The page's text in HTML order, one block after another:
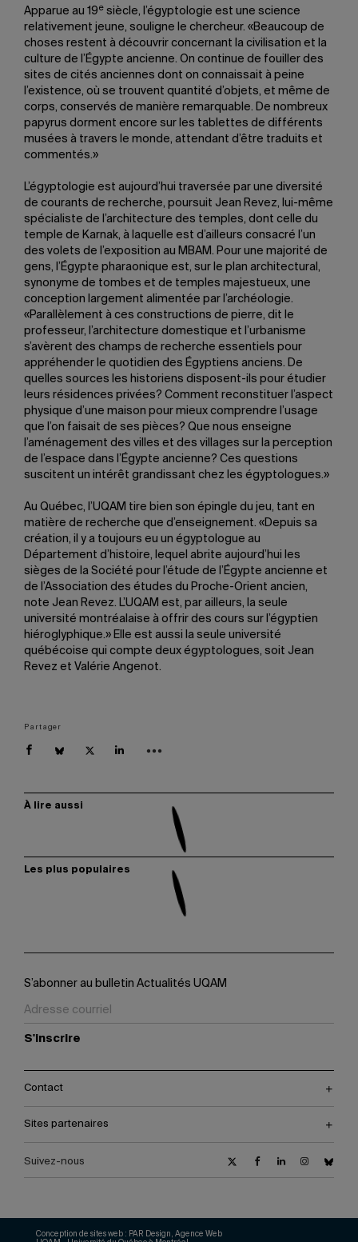
Apparue au 19 e siècle, l’égyptologie est une science
relativement jeune, souligne le chercheur. «Beaucoup de
choses restent à découvrir concernant la civilisation et la
culture de l’Égypte ancienne. On continue de fouiller des
sites de cités anciennes dont on connaissait à peine
l’existence, où se trouvent quantité d’objets, et même de
corps, conservés de manière remarquable. De nombreux
papyrus dorment encore sur les tablettes de différents
musées à travers le monde, attendant d’être traduits et
commentés.»
L’égyptologie est aujourd’hui traversée par une diversité
de courants de recherche, poursuit Jean Revez, lui-même
spécialiste de l’architecture des temples, dont celle du
temple de Karnak, à laquelle est d’ailleurs consacré l’un
des volets de l’exposition au MBAM. Pour une majorité de
gens, l’Égypte pharaonique est, sur le plan architectural,
synonyme de tombes et de temples majestueux, une
conception largement alimentée par l’archéologie.
«Parallèlement à ces constructions de pierre, dit le
professeur, l’architecture domestique et l’urbanisme
s’avèrent des champs de recherche essentiels pour
appréhender le quotidien des Égyptiens anciens. De
quelles sources les historiens disposent-ils pour étudier
leurs résidences privées? Comment reconstituer l’aspect
physique d’une maison pour mieux comprendre l’usage
que l’on faisait de ses pièces? Que nous enseigne
l’aménagement des villes et des villages sur la perception
de l’espace dans l’Égypte ancienne? Ces questions
suscitent un intérêt grandissant chez les égyptologues.»
Au Québec, l’UQAM tire bien son épingle du jeu, tant en
matière de recherche que d’enseignement. «Depuis sa
création, il y a toujours eu un égyptologue au
Département d’histoire, lequel abrite aujourd’hui les
sièges de la Société pour l’étude de l’Égypte ancienne et
de l’Association des études du Proche-Orient ancien,
note Jean Revez. L’UQAM est, par ailleurs, la seule
université montréalaise à offrir des cours sur l’égyptien
hiéroglyphique.» Elle est aussi la seule université
québécoise qui compte deux égyptologues, soit Jean
Revez et Valérie Angenot.
Partager
À lire aussi
Les plus populaires
S’abonner au bulletin Actualités UQAM
S'inscrire
Contact
Sites partenaires
Suivez-nous
Conception de sites web : PAR Design, Agence Web